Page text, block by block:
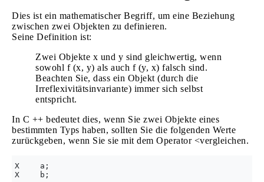
Dies ist ein mathematischer Begriff, um eine Beziehung
zwischen zwei Objekten zu definieren.
Seine Definition ist:
Zwei Objekte x und y sind gleichwertig, wenn
sowohl f (x, y) als auch f (y, x) falsch sind.
Beachten Sie, dass ein Objekt (durch die
Irreflexivitätsinvariante) immer sich selbst
entspricht.
In C ++ bedeutet dies, wenn Sie zwei Objekte eines
bestimmten Typs haben, sollten Sie die folgenden Werte
zurückgeben, wenn Sie sie mit dem Operator <vergleichen.
X    a;
X    b;